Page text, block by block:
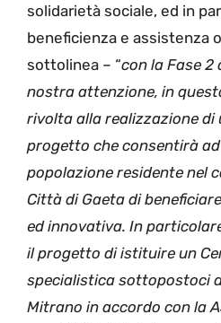
solidarietà sociale, ed in
beneficienza e assistenza
sottolinea – “con la Fase 2
nostra attenzione, in
rivolta alla realizzazione di
progetto che consentirà
popolazione residente nel
Città di Gaeta di
ed innovativa. In
il progetto di istituire un
specialistica sottopostoci
Mitrano in accordo con la